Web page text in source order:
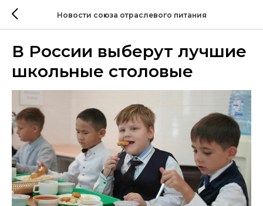
Новости союза отраслевого питания
В России выберут лучшие
школьные столовые